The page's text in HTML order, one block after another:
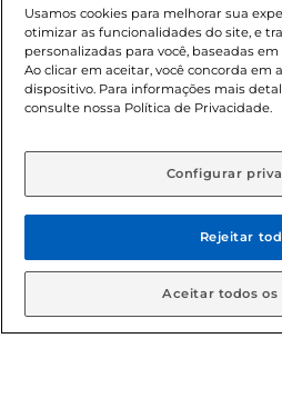
o e-commerce e válidos durante
sofrer alterações sem prévia
de bebidas alcoólicas para
Lei n.º 8069/90, art. 81, inciso II
Adolescente). Preços e condições
aviso prévio. O valor mínimo
© 2026 Copyright.
reservados
Usamos cookies para melhorar sua
otimizar as funcionalidades do site, e
personalizadas para você, baseadas
Ao clicar em aceitar, você concorda em
dispositivo. Para informações mais
consulte nossa Política de Privacidade.
Configurar
Rejeitar
Aceitar todos os